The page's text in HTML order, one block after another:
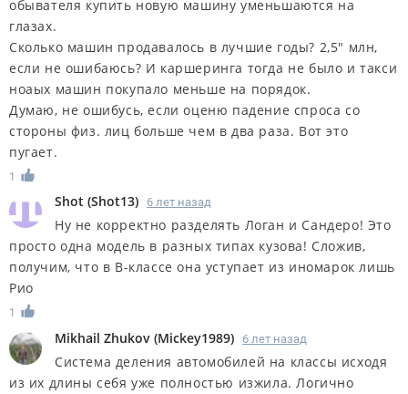
обывателя купить новую машину уменьшаются на
глазах.
Сколько машин продавалось в лучшие годы? 2,5" млн,
если не ошибаюсь? И каршеринга тогда не было и такси
ноаых машин покупало меньше на порядок.
Думаю, не ошибусь, если оценю падение спроса со
стороны физ. лиц больше чем в два раза. Вот это
пугает.
1
Shot (Shot13) 6 лет назад
Ну не корректно разделять Логан и Сандеро! Это
просто одна модель в разных типах кузова! Сложив,
получим, что в B-классе она уступает из иномарок лишь
Рио
1
Mikhail Zhukov (Mickey1989) 6 лет назад
Система деления автомобилей на классы исходя
из их длины себя уже полностью изжила. Логично